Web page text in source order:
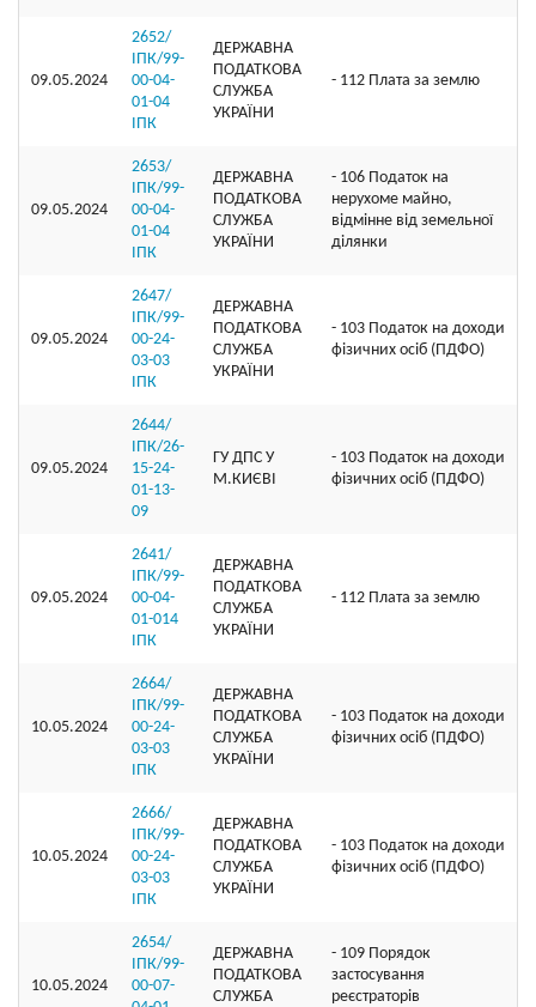
09.05.2024
2652/
ІПК/99-
00-04-
01-04
ІПК
ДЕРЖАВНА
ПОДАТКОВА
СЛУЖБА
УКРАЇНИ
- 112 Плата за землю
09.05.2024
2653/
ІПК/99-
00-04-
01-04
ІПК
ДЕРЖАВНА
ПОДАТКОВА
СЛУЖБА
УКРАЇНИ
- 106 Податок на
нерухоме майно,
відмінне від земельної
ділянки
09.05.2024
2647/
ІПК/99-
00-24-
03-03
ІПК
ДЕРЖАВНА
ПОДАТКОВА
СЛУЖБА
УКРАЇНИ
- 103 Податок на доходи
фізичних осіб (ПДФО)
09.05.2024
2644/
ІПК/26-
15-24-
01-13-
09
ГУ ДПС У
М.КИЄВІ
- 103 Податок на доходи
фізичних осіб (ПДФО)
09.05.2024
2641/
ІПК/99-
00-04-
01-014
ІПК
ДЕРЖАВНА
ПОДАТКОВА
СЛУЖБА
УКРАЇНИ
- 112 Плата за землю
10.05.2024
2664/
ІПК/99-
00-24-
03-03
ІПК
ДЕРЖАВНА
ПОДАТКОВА
СЛУЖБА
УКРАЇНИ
- 103 Податок на доходи
фізичних осіб (ПДФО)
10.05.2024
2666/
ІПК/99-
00-24-
03-03
ІПК
ДЕРЖАВНА
ПОДАТКОВА
СЛУЖБА
УКРАЇНИ
- 103 Податок на доходи
фізичних осіб (ПДФО)
10.05.2024
2654/
ІПК/99-
00-07-
ДЕРЖАВНА
ПОДАТКОВА
СЛУЖБА
- 109 Порядок
застосування
реєстраторів